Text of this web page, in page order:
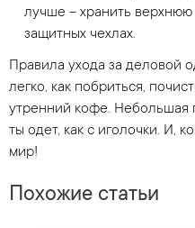
лучше – хранить
защитных чехлах.
Правила ухода за деловой
легко, как побриться,
утренний кофе. Небольшая
ты одет, как с иголочки. И,
мир!
Похожие статьи